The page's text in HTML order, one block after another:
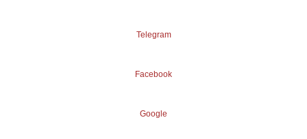
Telegram
Facebook
Google